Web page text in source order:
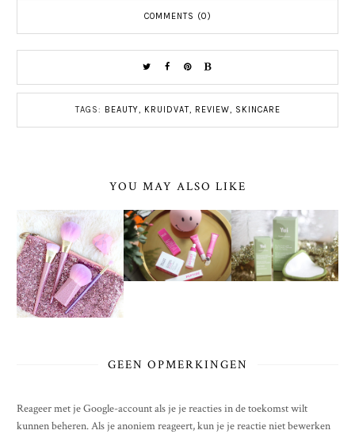
COMMENTS (0)
TAGS: BEAUTY, KRUIDVAT, REVIEW, SKINCARE
YOU MAY ALSO LIKE
GEEN OPMERKINGEN
Reageer met je Google-account als je je reacties in de toekomst wilt
kunnen beheren. Als je anoniem reageert, kun je je reactie niet bewerken